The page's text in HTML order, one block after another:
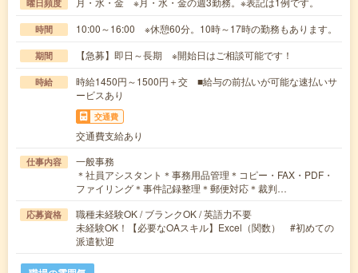
曜日頻度
時間 10:00～16:00 ※休憩60分。10時～17時の勤務もあります。
期間 【急募】即日～長期 ※開始日はご相談可能です！
時給
時給1450円～1500円＋交 ■給与の前払いが可能な速払いサ
ービスあり
交通費
交通費支給あり
仕事内容
一般事務
＊社員アシスタント＊事務用品管理＊コピー・FAX・PDF・
ファイリング＊事件記録整理＊郵便対応＊裁判…
応募資格
職種未経験OK / ブランクOK / 英語力不要
未経験OK！【必要なOAスキル】Excel（関数） #初めての
派遣歓迎